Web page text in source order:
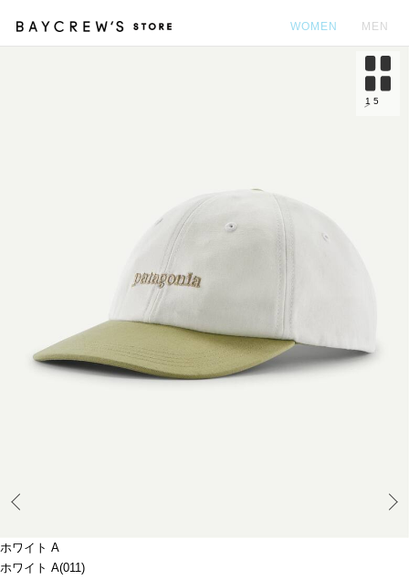
WOMEN MEN
ホワイト A
ホワイト A(011)
1 5